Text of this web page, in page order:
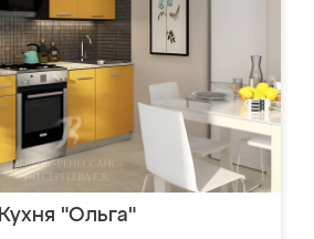
Кухня "Ольга"